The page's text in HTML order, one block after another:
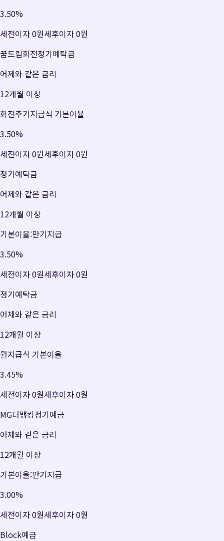
3.50%
세전이자0원세후이자0원
꿈드림회전정기예탁금
어제와 같은 금리
12개월 이상
회전주기지급식 기본이율
3.50%
세전이자0원세후이자0원
정기예탁금
어제와 같은 금리
12개월 이상
기본이율:만기지급
3.50%
세전이자0원세후이자0원
정기예탁금
어제와 같은 금리
12개월 이상
월지급식 기본이율
3.45%
세전이자0원세후이자0원
MG더뱅킹정기예금
어제와 같은 금리
12개월 이상
기본이율:만기지급
3.00%
세전이자0원세후이자0원
Block예금